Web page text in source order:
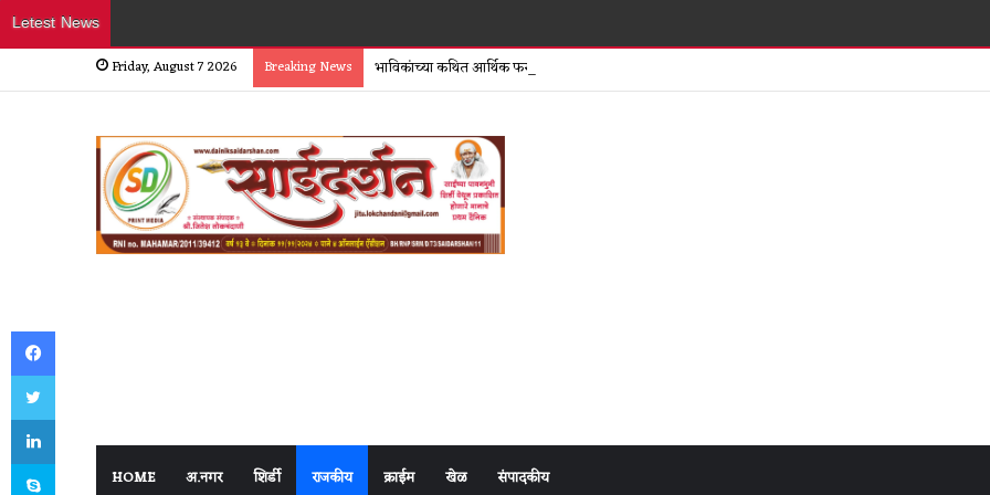
Letest News समता
Friday, August 7 2026 Breaking News भाविकांच्या कथित आर्थिक फसवणुकीच्या तक्रारीनंतर दुकान सील मात्र गुन्हा दाखल न झाल्याने संताप
HOME अ.नगर शिर्डी राजकीय क्राईम खेळ संपादकीय
Facebook
Twitter
LinkedIn
Skype